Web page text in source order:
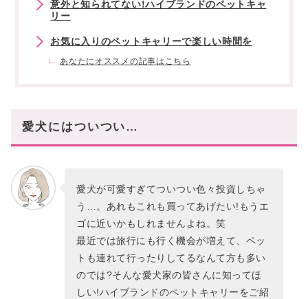
意外と知られてない!ハイブランドのペットキャ
リー
お気に入りのペットキャリーで楽しい時間を
あなたにオススメの記事はこちら
愛犬にはついつい…
愛犬が可愛すぎてついつい色々投資しちゃ
う…。あれもこれも買ってあげたい!もうエ
ゴに近いかもしれませんよね。笑
最近では旅行にも行く機会が増えて、ペッ
トも連れて行ったりしてるなんて方も多い
のでは?そんな愛犬家の皆さんに知ってほ
しい!ハイブランドのペットキャリーをご紹